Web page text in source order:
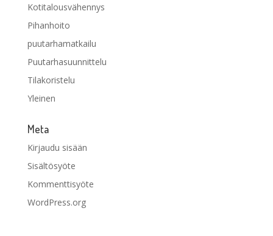
Kotitalousvähennys
Pihanhoito
puutarhamatkailu
Puutarhasuunnittelu
Tilakoristelu
Yleinen
Meta
Kirjaudu sisään
Sisältösyöte
Kommenttisyöte
WordPress.org